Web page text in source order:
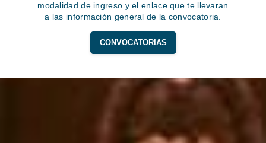
modalidad de ingreso y el enlace que te llevaran
a las información general de la convocatoria.
CONVOCATORIAS